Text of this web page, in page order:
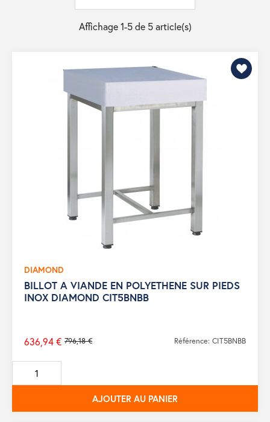
Affichage 1-5 de 5 article(s)
DIAMOND
BILLOT A VIANDE EN POLYETHENE SUR PIEDS
INOX DIAMOND CIT5BNBB
Prix
de
base
796,18 €
636,94 € Référence: CIT5BNBB
AJOUTER AU PANIER